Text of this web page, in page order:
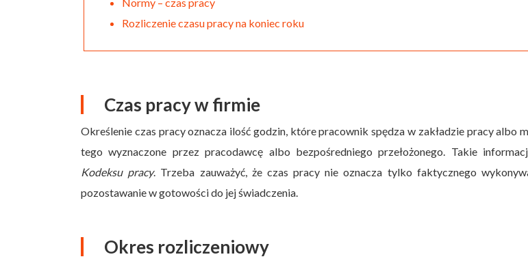
Rozliczenie czasu pracy na koniec roku
Czas pracy w firmie
Określenie czas pracy oznacza ilość godzin, które pracownik spędza w zakładzie pracy albo
tego wyznaczone przez pracodawcę albo bezpośredniego przełożonego. Takie
Kodeksu pracy. Trzeba zauważyć, że czas pracy nie oznacza tylko faktycznego
pozostawanie w gotowości do jej świadczenia.
Okres rozliczeniowy